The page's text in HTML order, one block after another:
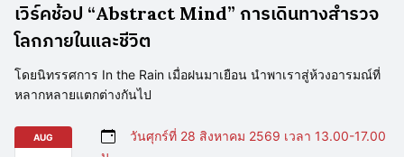
เวิร์คช้อป “Abstract Mind” การเดินทางสำรวจ
โลกภายในและชีวิต
โดยนิทรรศการ In the Rain เมื่อฝนมาเยือน นำพาเราสู่ห้วงอารมณ์ที่
หลากหลายแตกต่างกันไป
AUG
วันศุกร์ที่ 28 สิงหาคม 2569 เวลา 13.00-17.00